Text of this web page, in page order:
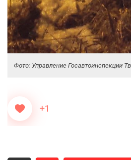
Фото: Управление Госавтоинспекции
+1